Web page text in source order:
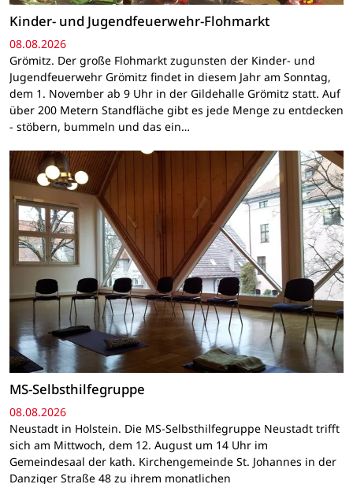
Kinder- und Jugendfeuerwehr-Flohmarkt
08.08.2026
Grömitz. Der große Flohmarkt zugunsten der Kinder- und
Jugendfeuerwehr Grömitz findet in diesem Jahr am Sonntag,
dem 1. November ab 9 Uhr in der Gildehalle Grömitz statt. Auf
über 200 Metern Standfläche gibt es jede Menge zu entdecken
- stöbern, bummeln und das ein…
MS-Selbsthilfegruppe
08.08.2026
Neustadt in Holstein. Die MS-Selbsthilfegruppe Neustadt trifft
sich am Mittwoch, dem 12. August um 14 Uhr im
Gemeindesaal der kath. Kirchengemeinde St. Johannes in der
Danziger Straße 48 zu ihrem monatlichen